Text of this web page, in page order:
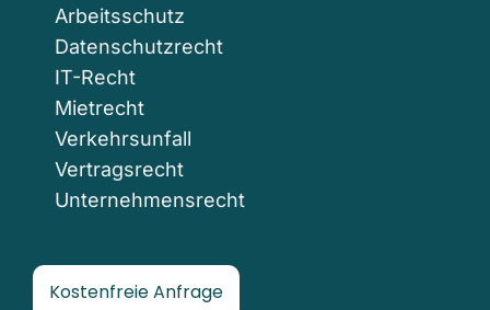
Arbeitsschutz
Datenschutzrecht
IT-Recht
Mietrecht
Verkehrsunfall
Vertragsrecht
Unternehmensrecht
Kostenfreie Anfrage